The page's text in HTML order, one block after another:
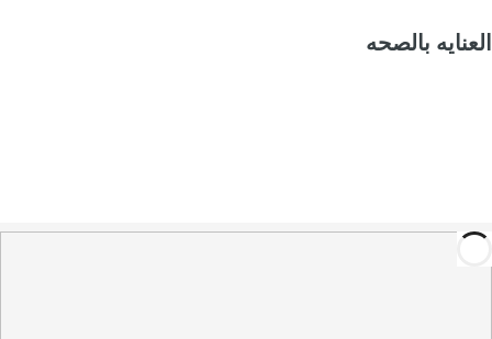
العنايه بالصحه